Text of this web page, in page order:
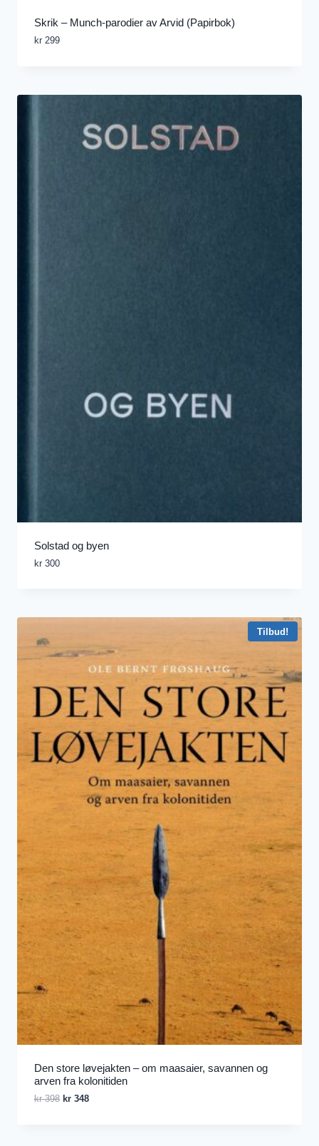
Skrik – Munch-parodier av Arvid (Papirbok)
kr299
Solstad og byen
kr300
Tilbud!
Den store løvejakten – om maasaier, savannen og
arven fra kolonitiden
kr398 Opprinnelig
kr348Nåværende